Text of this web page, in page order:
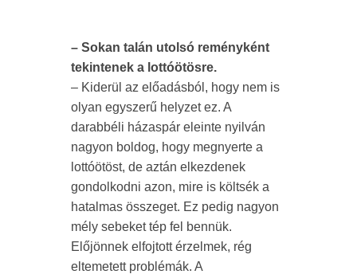
– Sokan talán utolsó reményként
tekintenek a lottóötösre.
– Kiderül az előadásból, hogy nem is
olyan egyszerű helyzet ez. A
darabbéli házaspár eleinte nyilván
nagyon boldog, hogy megnyerte a
lottóötöst, de aztán elkezdenek
gondolkodni azon, mire is költsék a
hatalmas összeget. Ez pedig nagyon
mély sebeket tép fel bennük.
Előjönnek elfojtott érzelmek, rég
eltemetett problémák. A